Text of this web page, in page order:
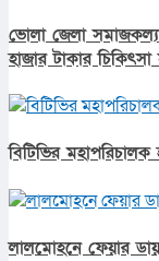
ভোলা জেলা
হাজার টাকার
বিটিভির
লালমোহনে ফেয়ার